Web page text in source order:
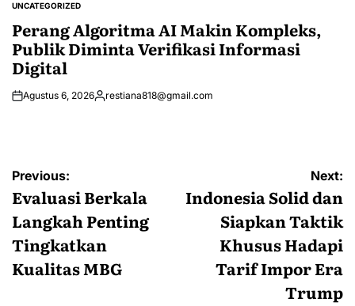
POSTED
UNCATEGORIZED
Perang Algoritma AI Makin Kompleks,
Publik Diminta Verifikasi Informasi
Digital
Agustus 6, 2026Posted
restiana818@gmail.com
Navigasi
pos
Previous:
Evaluasi Berkala
Langkah Penting
Tingkatkan
Kualitas MBG
Next:
Indonesia Solid dan
Siapkan Taktik
Khusus Hadapi
Tarif Impor Era
Trump